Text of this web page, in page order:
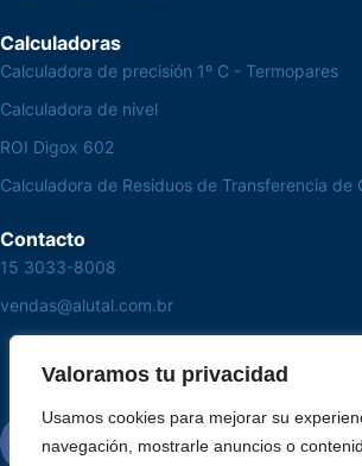
Valoramos tu privacidad
Usamos cookies para mejorar su
navegación, mostrarle anuncios o
Calculadoras
Calculadora de precisión 1º C - Termopares
Calculadora de nivel
ROI Digox 602
Calculadora de Residuos de Transferencia de
Contacto
15 3033-8008
vendas@alutal.com.br